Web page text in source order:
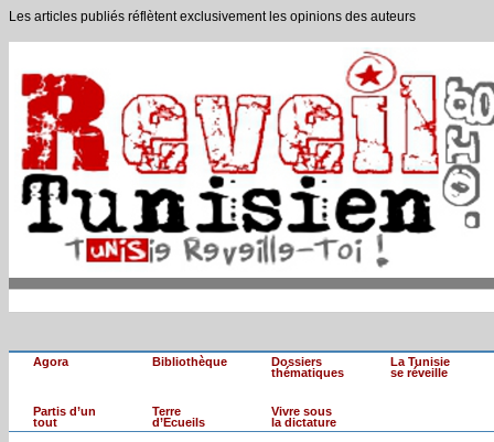
Les articles publiés réflètent exclusivement les opinions des auteurs
Agora Bibliothèque
Dossiers
thématiques
La Tunisie
se réveille
Partis d’un
tout
Terre
d’Ecueils
Vivre sous
la dictature